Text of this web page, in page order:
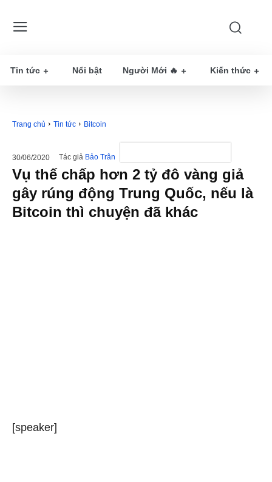
Tin tức Nổi bật Người Mới 🔥 Kiến thức
Trang chủ Tin tức Bitcoin
30/06/2020 Tác giả Bảo Trân
Vụ thế chấp hơn 2 tỷ đô vàng giả
gây rúng động Trung Quốc, nếu là
Bitcoin thì chuyện đã khác
[speaker]